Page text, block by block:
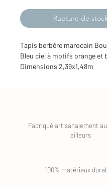
Rupture de
Tapis berbère marocain
Bleu ciel à motifs orange et
Dimensions 2,39x1,48m
Fabriqué artisanalement
ailleurs
100% matériaux